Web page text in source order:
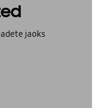
jaoks